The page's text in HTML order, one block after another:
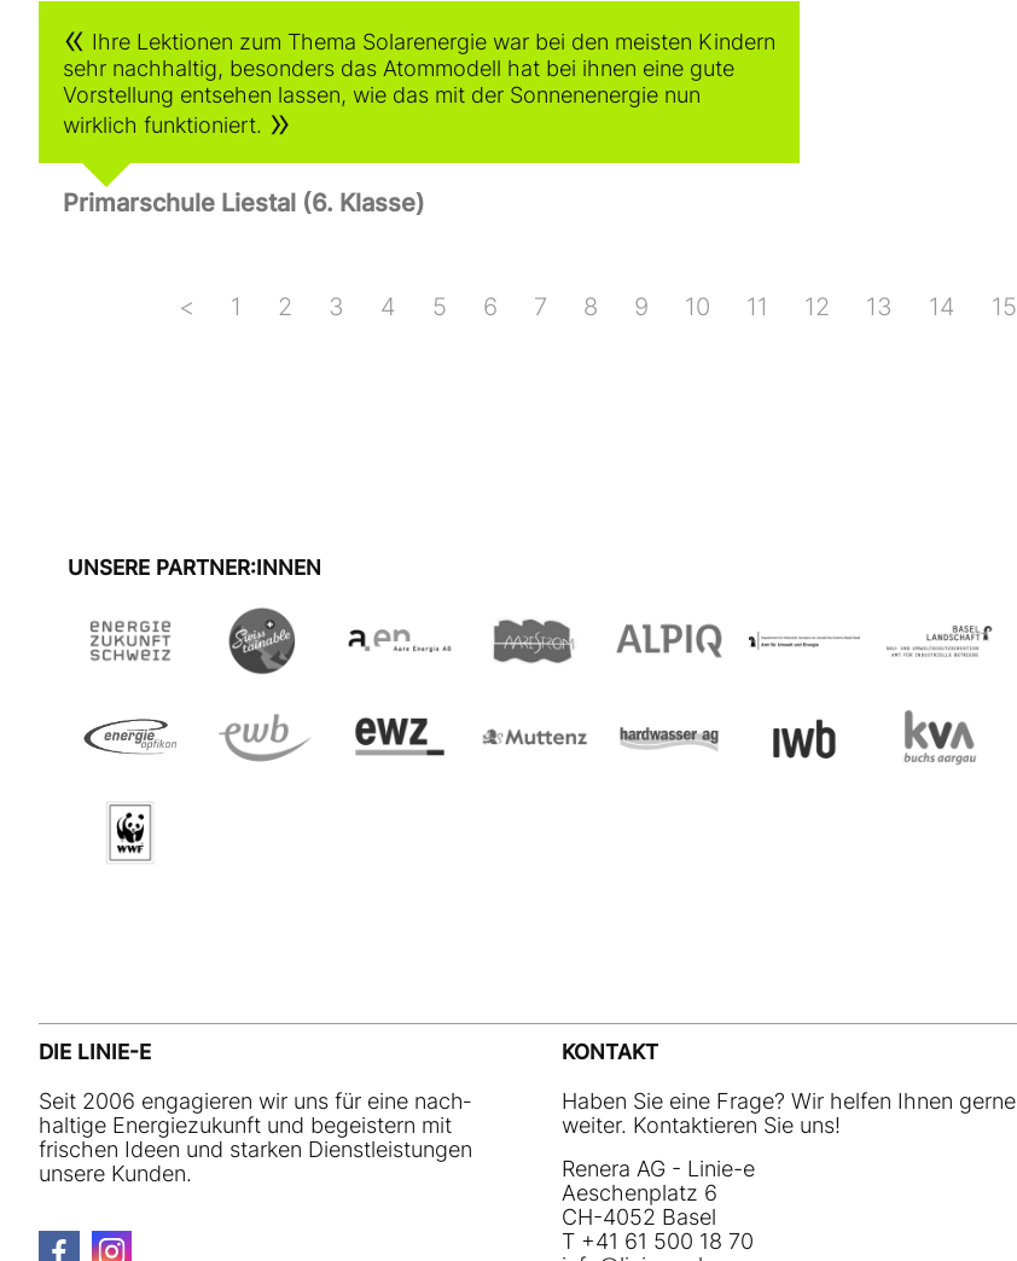
Ihre Lektionen zum Thema Solarenergie war bei den meisten Kindern
sehr nachhaltig, besonders das Atommodell hat bei ihnen eine gute
Vorstellung entsehen lassen, wie das mit der Sonnenenergie nun
wirklich funktioniert.
Primarschule Liestal (6. Klasse)
< 1 2 3 4 5 6 7 8 9 10 11 12 13 14 15
UNSERE PARTNER:INNEN
DIE LINIE-E
Seit 2006 engagieren wir uns für eine nach­
haltige Energiezukunft und begeistern mit
frischen Ideen und starken Dienstleistungen
unsere Kunden.
KONTAKT
Haben Sie eine Frage? Wir helfen Ihnen gerne
weiter. Kontaktieren Sie uns!
Renera AG - Linie-e
Aeschenplatz 6
CH-4052 Basel
T +41 61 500 18 70